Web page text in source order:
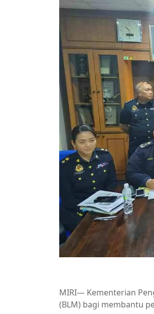
MIRI— Kementerian
(BLM) bagi membantu